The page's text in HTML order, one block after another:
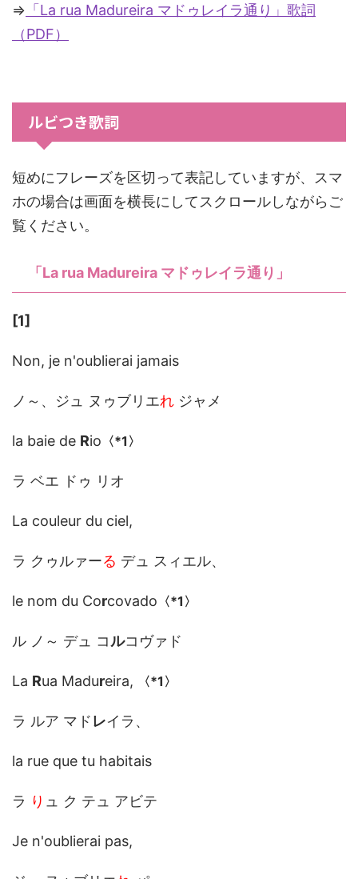
⇒ 「La rua Madureira マドゥレイラ通り」歌詞
（PDF）
ルビつき歌詞
短めにフレーズを区切って表記していますが、スマ
ホの場合は画面を横長にしてスクロールしながらご
覧ください。
「La rua Madureira マドゥレイラ通り」
[1]
Non, je n'oublierai jamais
ノ～、ジュ ヌゥブリエれ ジャメ
la baie de Rio 〈*1 〉
ラ ベエ ドゥ リオ
La couleur du ciel,
ラ クゥルァーる デュ スィエル、
le nom du Corcovado 〈*1 〉
ル ノ～ デュ コルコヴァド
La Rua Madureira, 〈*1 〉
ラ ルア マドレイラ、
la rue que tu habitais
ラ り ュ ク テュ アビテ
Je n'oublierai pas,